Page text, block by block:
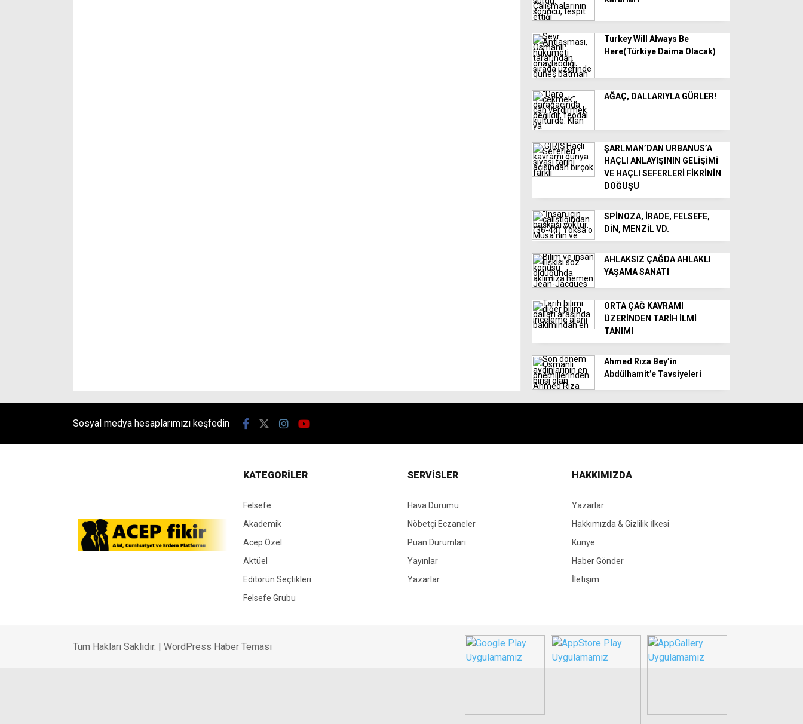
Turkey Will Always Be
Here(Türkiye Daima Olacak)
AĞAÇ, DALLARIYLA GÜRLER!
ŞARLMAN’DAN URBANUS’A
HAÇLI ANLAYIŞININ GELİŞİMİ
VE HAÇLI SEFERLERİ FİKRİNİN
DOĞUŞU
SPİNOZA, İRADE, FELSEFE,
DİN, MENZİL VD.
AHLAKSIZ ÇAĞDA AHLAKLI
YAŞAMA SANATI
ORTA ÇAĞ KAVRAMI
ÜZERİNDEN TARİH İLMİ
TANIMI
Ahmed Rıza Bey’in
Abdülhamit’e Tavsiyeleri
Sosyal medya hesaplarımızı keşfedin
KATEGORİLER
Felsefe
Akademik
Acep Özel
Aktüel
Editörün Seçtikleri
Felsefe Grubu
SERVİSLER
Hava Durumu
Nöbetçi Eczaneler
Puan Durumları
Yayınlar
Yazarlar
HAKKIMIZDA
Yazarlar
Hakkımızda & Gizlilik İlkesi
Künye
Haber Gönder
İletişim
Tüm Hakları Saklıdır. | WordPress Haber Teması